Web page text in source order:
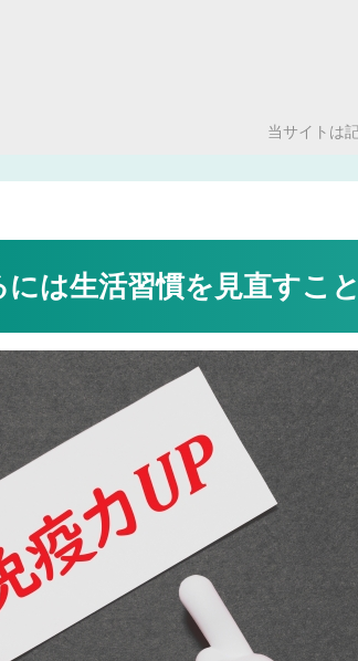
当サイトは
は生活習慣を見直すこ